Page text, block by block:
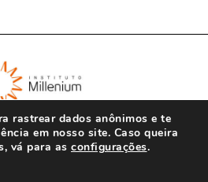
rastrear dados anônimos e te
em nosso site. Caso queira
vá para as configurações.